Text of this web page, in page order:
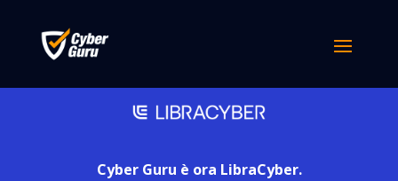
Cyber Guru è ora LibraCyber.